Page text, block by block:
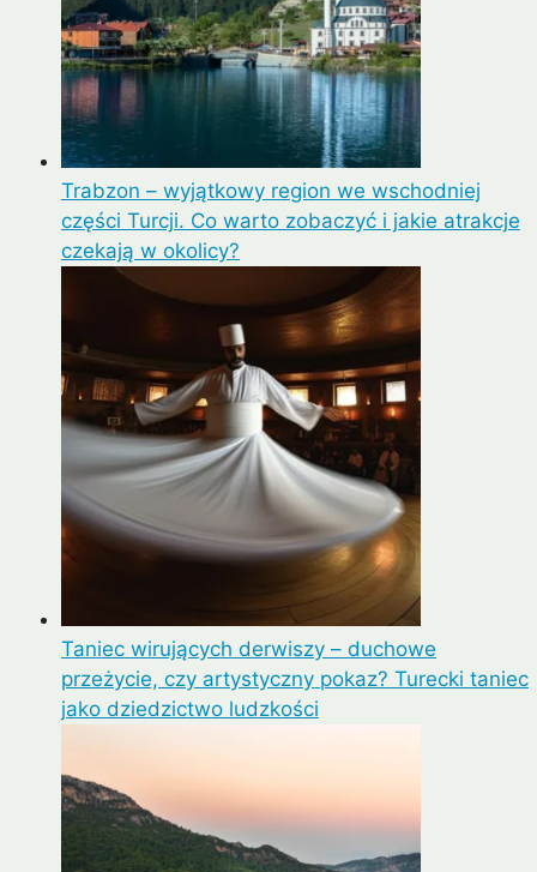
Trabzon – wyjątkowy region we wschodniej
części Turcji. Co warto zobaczyć i jakie atrakcje
czekają w okolicy?
Taniec wirujących derwiszy – duchowe
przeżycie, czy artystyczny pokaz? Turecki taniec
jako dziedzictwo ludzkości